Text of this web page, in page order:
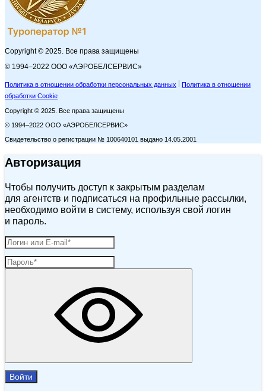
Copyright © 2025. Все права защищены
© 1994–2022 ООО «АЭРОБЕЛСЕРВИС»
Политика в отношении обработки персональных данных
Политика в отношении
обработки Cookie
Copyright © 2025. Все права защищены
© 1994–2022 ООО «АЭРОБЕЛСЕРВИС»
Свидетельство о регистрации № 100640101 выдано 14.05.2001
Авторизация
Чтобы получить доступ к закрытым разделам
для агентств и подписаться на профильные рассылки,
необходимо войти в систему, используя свой логин
и пароль.
Войти